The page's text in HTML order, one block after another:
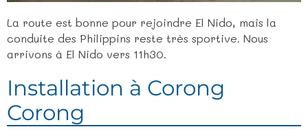
La route est bonne pour rejoindre El Nido, mais la
conduite des Philippins reste très sportive. Nous
arrivons à El Nido vers 11h30.
Installation à Corong
Corong